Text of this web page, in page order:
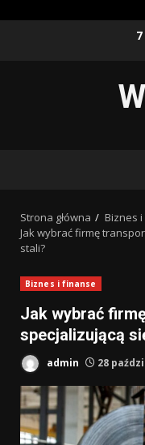
Strona główna
Biznes
Jak wybrać firmę
stali?
Biznes i finanse
Jak wybrać
specjalizującą
admin 28